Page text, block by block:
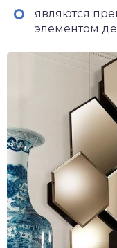
являются
элементом